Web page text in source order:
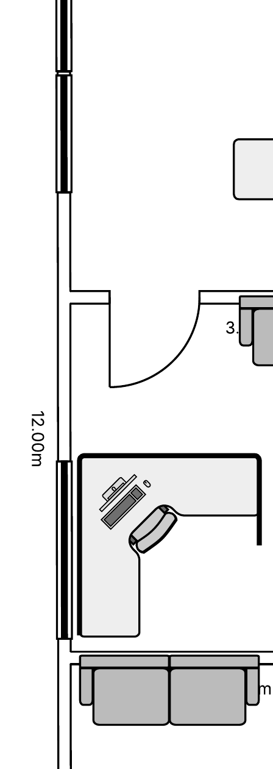
Ce modèle de plan de niveau de bureau peut vous aider à :
phase de développement
Ouvrez ce modèle pour visualiser un exemple détaillé d'un
diagramme de plan de niveau d'un bureau que vous pouvez
personnaliser selon votre cas d'utilisation.
Modèles connexes